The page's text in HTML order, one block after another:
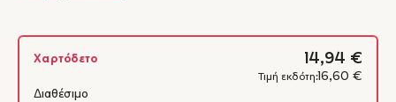
Χαρτόδετο 14,94 €
Τιμή εκδότη: 16,60 €
Διαθέσιμο